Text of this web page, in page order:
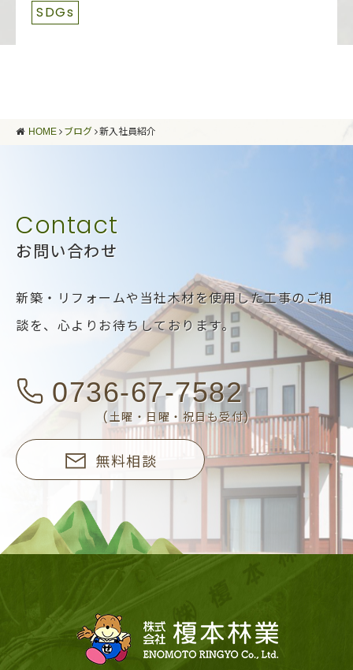
SDGs
HOME ブログ 新入社員紹介
お問い合わせ
新築・リフォームや当社木材を使用した工事のご相
談を、 心よりお待ちしております。
0736-67-7582
(土曜・日曜・祝日も受付)
無料相談